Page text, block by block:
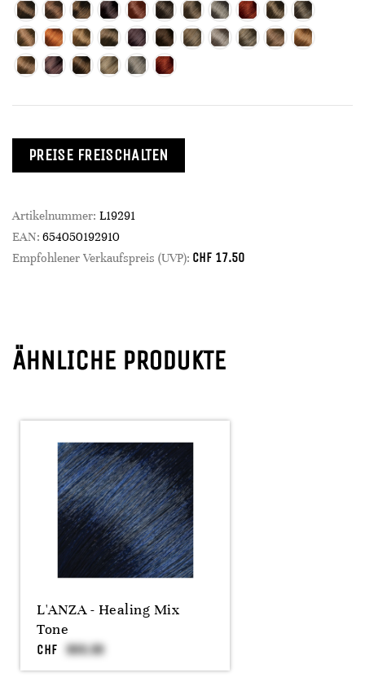
PREISE FREISCHALTEN
Artikelnummer: L19291
EAN: 654050192910
Empfohlener Verkaufspreis (UVP): CHF 17.50
ÄHNLICHE PRODUKTE
L'ANZA - Healing Mix
Tone
CHF